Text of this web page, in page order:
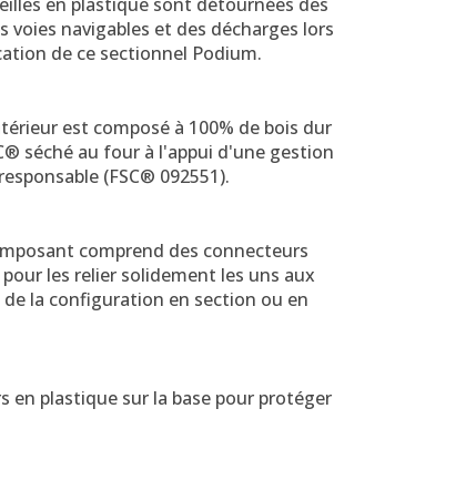
voies navigables et des décharges lors
de ce sectionnel Podium.
est composé à 100% de bois dur
séché au four à l'appui d'une gestion
(FSC® 092551).
comprend des connecteurs
les relier solidement les uns aux
la configuration en section ou en
en plastique sur la base pour protéger